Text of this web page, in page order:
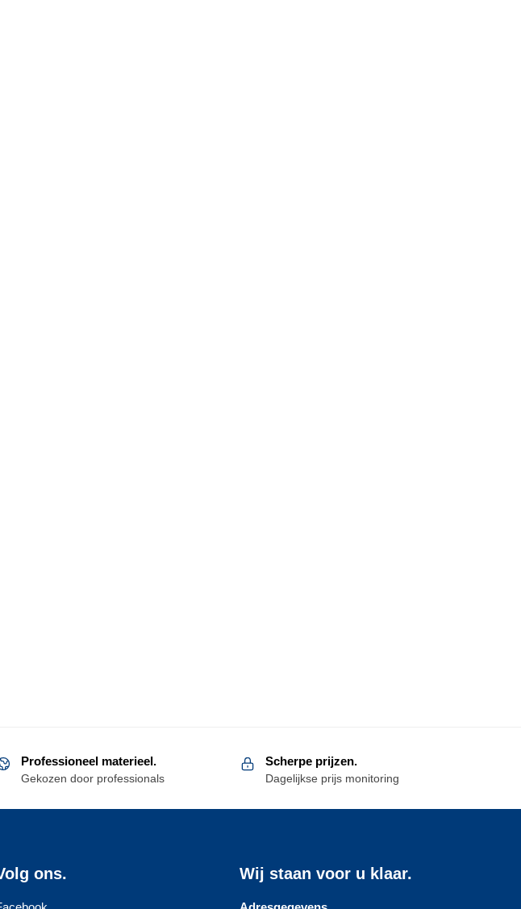
Professioneel materieel.
Gekozen door professionals
Scherpe prijzen.
Dagelijkse prijs monitoring
ons. Wij staan voor u klaar.